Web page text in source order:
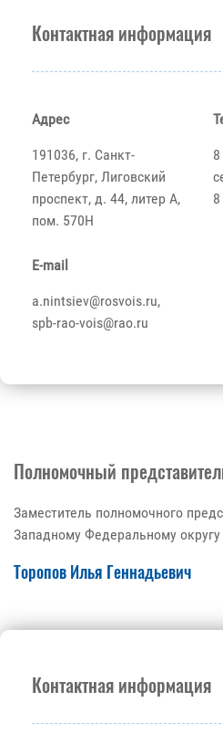
Контактная информация
Адрес
191036, г. Санкт-
Петербург, Лиговский
проспект, д. 44, литер А,
пом. 570Н
E-mail
a.nintsiev@rosvois.ru,
spb-rao-vois@rao.ru
Полномочный
Заместитель полномочного
Западному Федеральному округу
Торопов Илья Геннадьевич
Контактная информация